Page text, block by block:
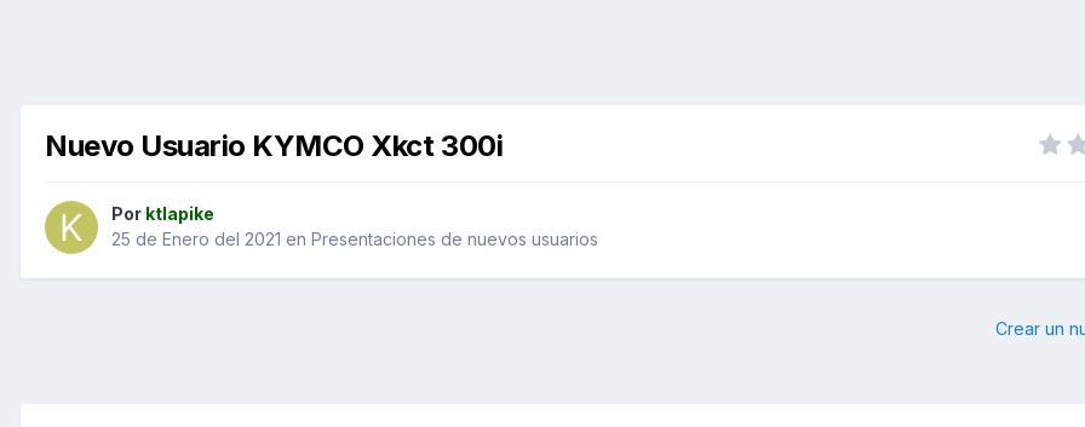
Nuevo Usuario KYMCO Xkct 300i
Por ktlapike
25 de Enero del 2021 en Presentaciones de nuevos usuarios
Crear un